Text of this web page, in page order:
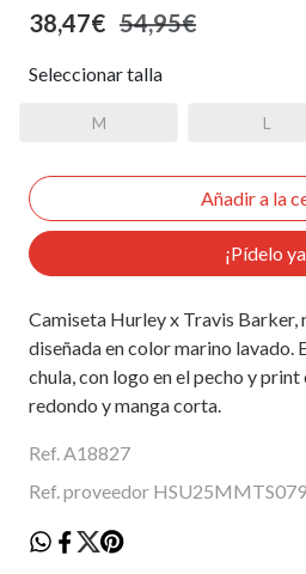
38,47€ 54,95€
Seleccionar talla
M L
¡Pídelo
Camiseta Hurley x Travis
diseñada en color marino lavado.
chula, con logo en el pecho y print
redondo y manga corta.
Ref. A18827
Ref. proveedor